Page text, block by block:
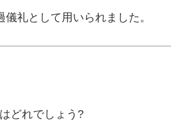
礼として用いられました。
どれでしょう?